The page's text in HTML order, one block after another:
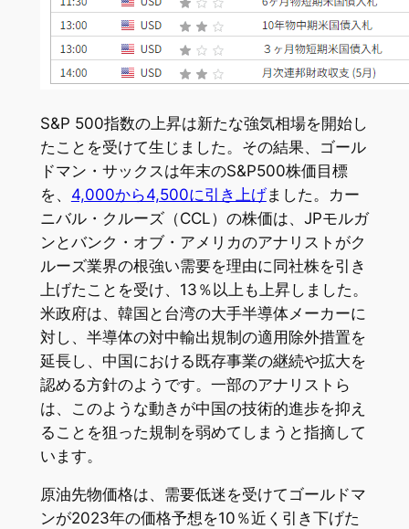
S&P 500指数の上昇は新たな強気相場を開始し
たことを受けて生じました。その結果、ゴール
ドマン・サックスは年末のS&P500株価目標
を、 4,000から4,500に引き上げました。カー
ニバル・クルーズ（CCL）の株価は、JPモルガ
ンとバンク・オブ・アメリカのアナリストがク
ルーズ業界の根強い需要を理由に同社株を引き
上げたことを受け、13％以上も上昇しました。
米政府は、韓国と台湾の大手半導体メーカーに
対し、半導体の対中輸出規制の適用除外措置を
延長し、中国における既存事業の継続や拡大を
認める方針のようです。一部のアナリストら
は、このような動きが中国の技術的進歩を抑え
ることを狙った規制を弱めてしまうと指摘して
います。
原油先物価格は、需要低迷を受けてゴールドマ
ンが2023年の価格予想を10％近く引き下げた